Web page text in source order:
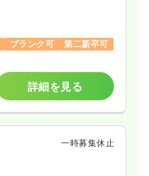
ブランク可
第二新卒可
詳細を見る
一時募集休止